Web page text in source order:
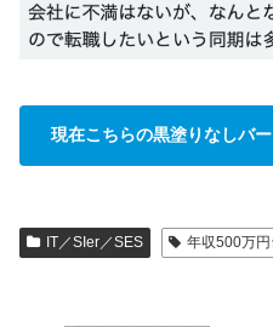
現在こちらの黒塗りなしバ
IT／SIer／SES 年収500万円